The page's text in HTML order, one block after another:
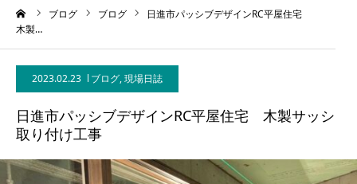
ブログ ブログ
日進市パッシブデザインRC平屋住宅
木製…
2023.02.23 ブログ,現場日誌
日進市パッシブデザインRC平屋住宅 木製サッシ
取り付け工事
BLOG
CONTACT